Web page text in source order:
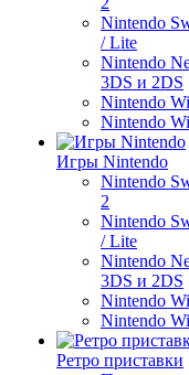
Nintendo
/ Lite
Nintendo
3DS и 2DS
Nintendo
Nintendo
Игры Nintendo
Nintendo
2
Nintendo
/ Lite
Nintendo
3DS и 2DS
Nintendo
Nintendo
Ретро приставки